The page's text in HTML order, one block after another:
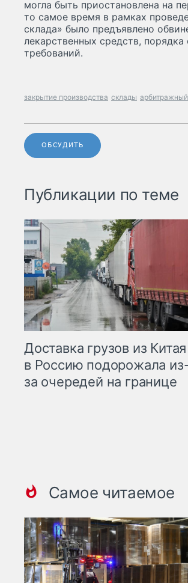
могла быть приостановлена на
то самое время в рамках
склада» было предъявлено
лекарственных средств,
требований.
закрытие производства склады
ОБСУДИТЬ
Публикации по теме
Доставка грузов из Китая
в Россию подорожала
за очередей на границе
Самое читаемое